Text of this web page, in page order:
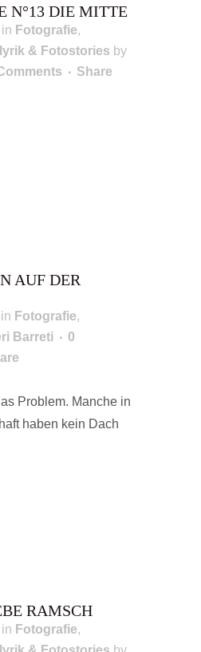
N°13 DIE MITTE
in Fotografie,
& Fotostories by
Share
AUF DER
in Fotografie,
Barreti
0
Problem. Manche in
haben kein Dach
RAMSCH
in Fotografie,